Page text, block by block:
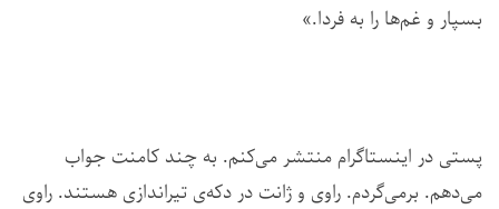
بسپار و غم‌ها را به فردا.»
پستی در اینستاگرام منتشر می‌کنم. به چند کامنت جواب
می‌دهم. برمی‌گردم. راوی و ژانت در دکه‌ی تیراندازی هستند. راوی